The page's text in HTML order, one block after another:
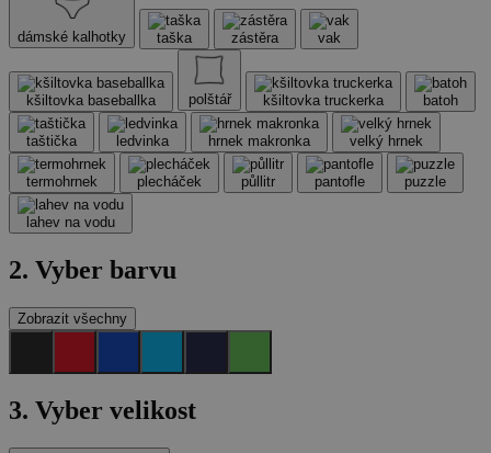
dámské kalhotky taška zástěra vak
kšiltovka baseballka polštář kšiltovka truckerka batoh
taštička ledvinka hrnek makronka velký hrnek
termohrnek plecháček půllitr pantofle puzzle
lahev na vodu
2. Vyber barvu
Zobrazit všechny
3. Vyber velikost